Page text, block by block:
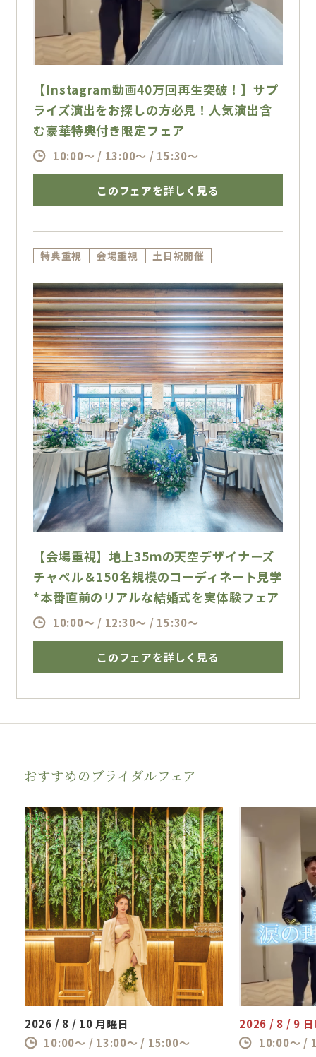
【Instagram動画40万回再生突破！】サプ
ライズ演出をお探しの方必見！人気演出含
む豪華特典付き限定フェア
10:00～ / 13:00～ / 15:30～
このフェアを詳しく見る
特典重視 会場重視 土日祝開催
【会場重視】地上35ｍの天空デザイナーズ
チャペル＆150名規模のコーディネート見学
*本番直前のリアルな結婚式を実体験フェア
10:00～ / 12:30～ / 15:30～
このフェアを詳しく見る
おすすめのブライダルフェア
2026 / 8 / 10 月曜日
10:00～ / 13:00～ / 15:00～
2026 / 8 / 9
10:00～ /